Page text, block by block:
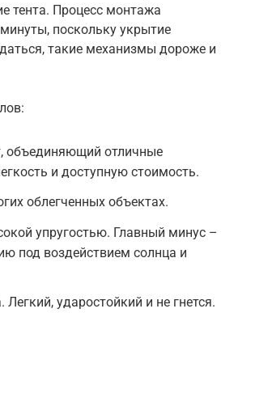
тента. Процесс монтажа
поскольку укрытие
такие механизмы дороже и
объединяющий отличные
и доступную стоимость.
облегченных объектах.
упругостью. Главный минус –
под воздействием солнца и
ударостойкий и не гнется.